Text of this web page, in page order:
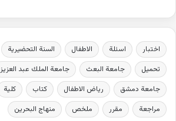
اختبار اسئلة الاطفال السنة التحضيرية
تحميل
جامعة البعث جامعة الملك عبد العزيز
جامعة دمشق
رياض الاطفال كتاب كلية
مراجعة
مقرر ملخص منهاج البحرين